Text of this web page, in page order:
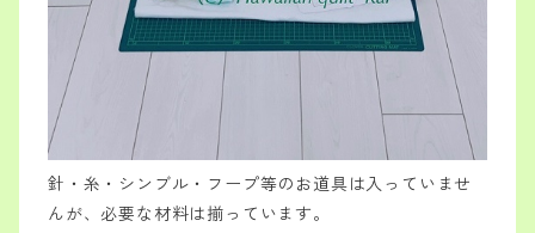
針・糸・シンブル・フープ等のお道具は入っていませ
んが、必要な材料は揃っています。